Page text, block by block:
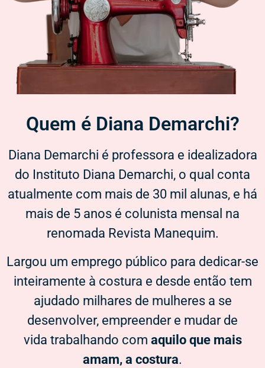
Quem é Diana Demarchi?​
Diana Demarchi é professora e idealizadora
do Instituto Diana Demarchi, o qual conta
atualmente com mais de 30 mil alunas, e há
mais de 5 anos é colunista mensal na
renomada Revista Manequim.
Largou um emprego público para dedicar-se
inteiramente à costura e desde então tem
ajudado milhares de mulheres a se
desenvolver, empreender e mudar de
vida trabalhando com aquilo que mais
amam, a costura.